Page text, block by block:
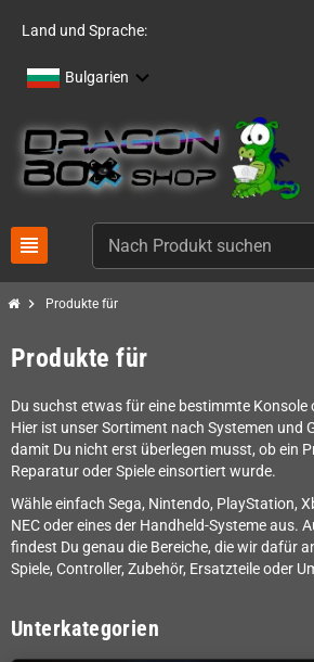
Land und Sprache:
Bulgarien
view_headline
chevron_right Produkte für
Produkte für
Du suchst etwas für eine bestimmte Konsole
Hier ist unser Sortiment nach Systemen und
damit Du nicht erst überlegen musst, ob ein
Reparatur oder Spiele einsortiert wurde.
Wähle einfach Sega, Nintendo, PlayStation,
NEC oder eines der Handheld-Systeme aus.
findest Du genau die Bereiche, die wir dafür
Spiele, Controller, Zubehör, Ersatzteile oder
Unterkategorien